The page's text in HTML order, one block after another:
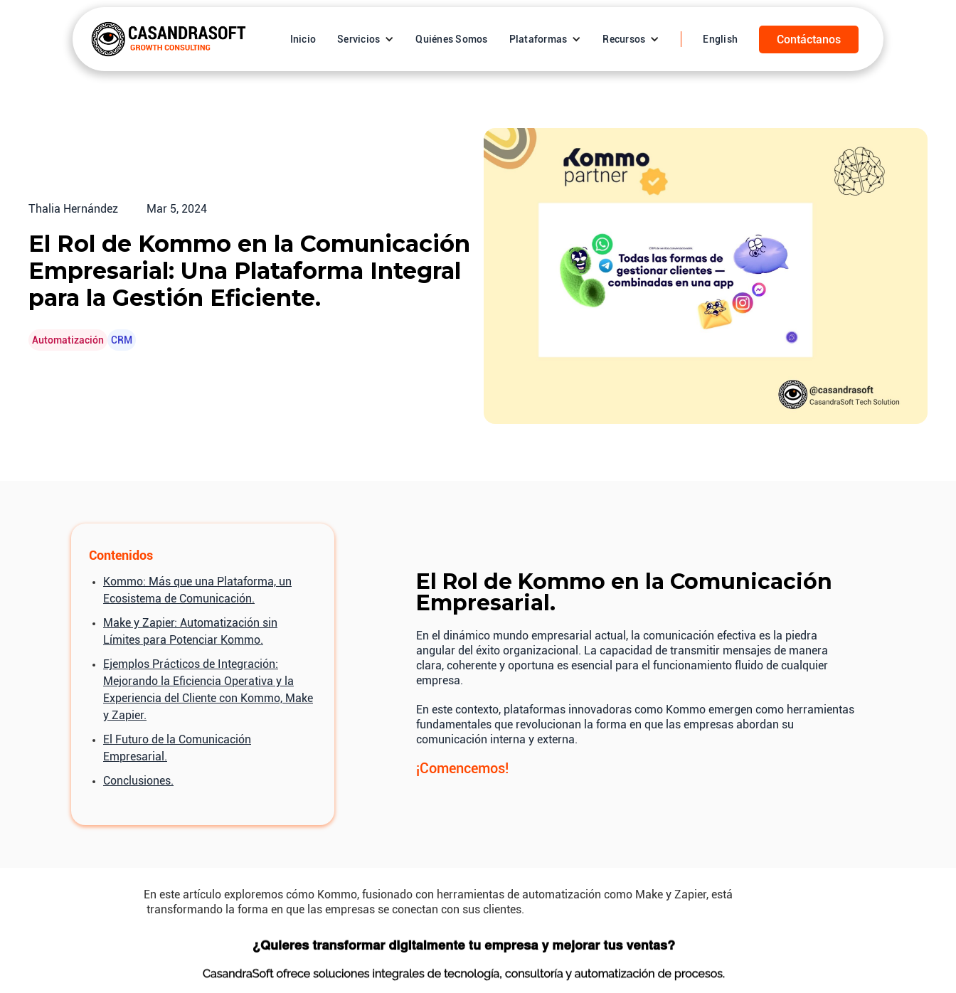
Inicio Servicios Quiénes Somos Plataformas Recursos English Contáctanos
Thalia Hernández Mar 5, 2024
El Rol de Kommo en la Comunicación
Empresarial: Una Plataforma Integral
para la Gestión Eficiente.
Automatización CRM
Contenidos
Kommo: Más que una Plataforma, un
Ecosistema de Comunicación.
Make y Zapier: Automatización sin
Límites para Potenciar Kommo.
Ejemplos Prácticos de Integración:
Mejorando la Eficiencia Operativa y la
Experiencia del Cliente con Kommo, Make
y Zapier.
El Futuro de la Comunicación
Empresarial.
Conclusiones.
El Rol de Kommo en la Comunicación
Empresarial.
En el dinámico mundo empresarial actual, la comunicación efectiva es la piedra
angular del éxito organizacional. La capacidad de transmitir mensajes de manera
clara, coherente y oportuna es esencial para el funcionamiento fluido de cualquier
empresa.
En este contexto, plataformas innovadoras como Kommo emergen como herramientas
fundamentales que revolucionan la forma en que las empresas abordan su
comunicación interna y externa.
¡Comencemos!
En este artículo exploremos cómo Kommo, fusionado con herramientas de automatización como Make y Zapier, está
transformando la forma en que las empresas se conectan con sus clientes.